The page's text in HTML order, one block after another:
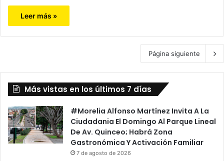
Leer más »
Página siguiente
Más vistas en los últimos 7 días
#Morelia Alfonso Martínez Invita A La
Ciudadania El Domingo Al Parque Lineal
De Av. Quinceo; Habrá Zona
Gastronómica Y Activación Familiar
7 de agosto de 2026